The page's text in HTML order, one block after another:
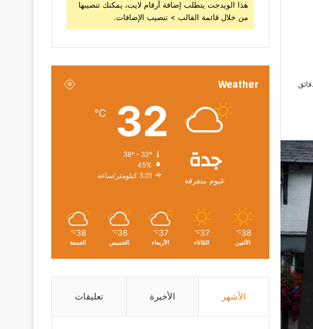
هذا الويدجت يتطلب إضافة أرقام لايت، يمكنك تنصيبها
من خلال قائمة القالب > تنصيب الإضافات.
Weather
جدة
غيوم متفرقة
32
℃
38º - 32º
45%
3.01 كيلومتر/ساعة
38
℃
الأثنين
37
℃
الثلاثاء
37
℃
الأربعاء
36
℃
الخميس
38
℃
الجمعة
الأشهر الأخيرة تعليقات